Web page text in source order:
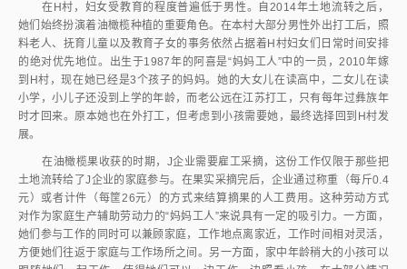
在H村，妇女受教育的程度普遍低于男性。自2014年土地流转之后，
她们始终扮演着油橄榄种植的重要角色。在本村大部分男性外出打工后，照
料老人、抚育儿童以及教育子女的事务依然占据着H村妇女们日常时间安排
的绝对优先地位。出生于1987年的阿喜是“妈妈工人”中的一员，2010年嫁
到H村，现在她已经是3个孩子的妈妈。她的大女儿在读高中，二女儿在读
小学，小儿子还没到上学的年龄，而老公远在江苏打工，只有每年过彝族年
时才回来。原本她也在外打工，但考虑到小孩需要她，最终选择回到H村发
展。
在油橄榄果收获的时期，J企业需要雇工采摘，这份工作仅限于那些把
土地流转给了J企业的家庭参与。在果实采摘完后，企业通过称重（每斤0.4
元）或者计件（每筐26元）的方式来结算摘果的人工费用。这种劳动方式
对作为家庭生产辅助劳动力的“妈妈工人”来说具有一定的吸引力。一方面，
她们参与工作的同时可以兼顾家庭，工作地点离家近，工作时间相对灵活，
方便她们往返于家庭与工作场所之间。另一方面，家中年龄稍大的小孩可以